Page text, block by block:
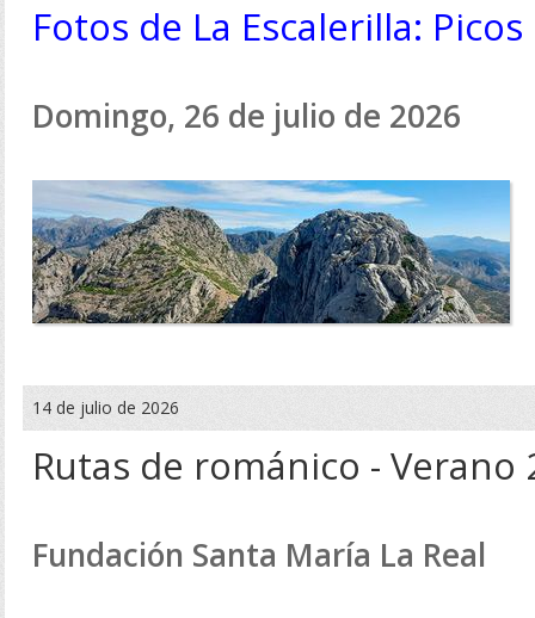
Fotos de La Escalerilla:
Domingo, 26 de julio de 2026
14 de julio de 2026
Rutas de románico - Verano
Fundación Santa María La Real